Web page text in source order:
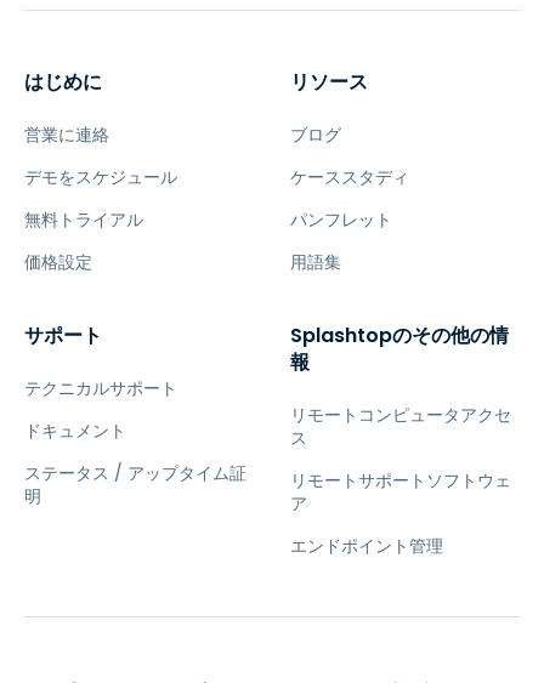
はじめに
営業に連絡
デモをスケジュール
無料トライアル
価格設定
リソース
ブログ
ケーススタディ
パンフレット
用語集
サポート
テクニカルサポート
ドキュメント
ステータス / アップタイム証
明
Splashtopのその他の情
報
リモートコンピュータアクセ
ス
リモートサポートソフトウェ
ア
エンドポイント管理